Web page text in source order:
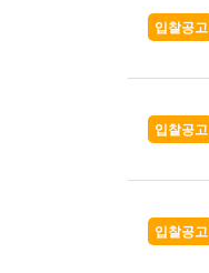
입찰공고
입찰공고
입찰공고